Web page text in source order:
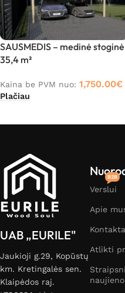
SAUSMEDIS – medinė stoginė
35,4 m²
Kaina be PVM nuo: 1,750.00€
Plačiau
UAB „EURILE"
Jaukioji g.29, Kopūstų
km. Kretingalės sen.
Klaipėdos raj.
Verslui
B2B
Apie
Atlikti